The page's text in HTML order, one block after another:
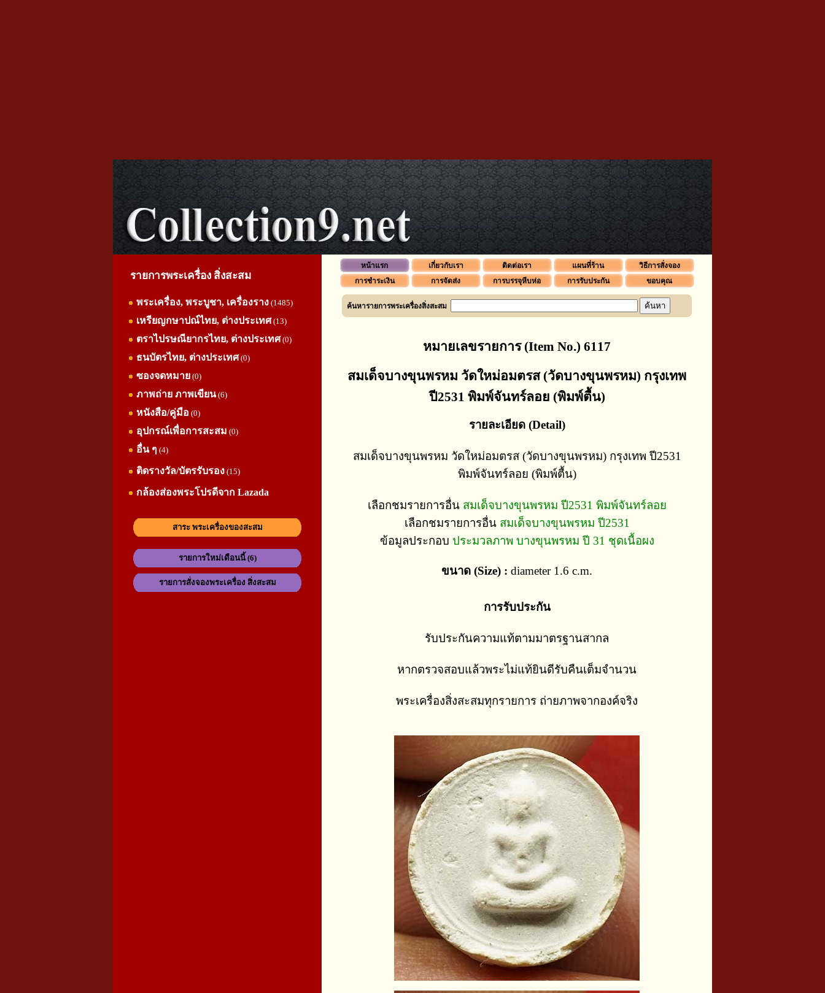
รายการพระเครื่อง สิ่งสะสม
พระเครื่อง, พระบูชา, เครื่องราง (1485)
เหรียญกษาปณ์ไทย, ต่างประเทศ(13)
ตราไปรษณียากรไทย, ต่างประเทศ(0)
ธนบัตรไทย, ต่างประเทศ(0)
ซองจดหมาย (0)
ภาพถ่าย ภาพเขียน(6)
หนังสือ/คู่มือ (0)
อุปกรณ์เพื่อการสะสม (0)
อื่น ๆ (4)
ติดรางวัล/บัตรรับรอง (15)
กล้องส่องพระโปรดีจาก Lazada
สาระ พระเครื่องของสะสม
รายการใหม่เดือนนี้ (6)
รายการสั่งจองพระเครื่อง สิ่งสะสม
หน้าแรก เกี่ยวกับเรา ติดต่อเรา แผนที่ร้าน
วิธีการสั่งจอง
การชำระเงิน
การจัดส่ง การบรรจุหีบห่อ การรับประกัน ขอบคุณ
ค้นหารายการพระเครื่องสิ่งสะสม
หมายเลขรายการ (Item No.) 6117
สมเด็จบางขุนพรหม วัดใหม่อมตรส (วัดบางขุนพรหม) กรุงเทพ
ปี2531 พิมพ์จันทร์ลอย (พิมพ์ตื้น)
รายละเอียด (Detail)
สมเด็จบางขุนพรหม วัดใหม่อมตรส (วัดบางขุนพรหม) กรุงเทพ ปี2531
พิมพ์จันทร์ลอย (พิมพ์ตื้น)
เลือกชมรายการอื่น สมเด็จบางขุนพรหม ปี2531 พิมพ์จันทร์ลอย
เลือกชมรายการอื่น สมเด็จบางขุนพรหม ปี2531
ข้อมูลประกอบ ประมวลภาพ บางขุนพรหม ปี 31 ชุดเนื้อผง
ขนาด (Size) : diameter 1.6 c.m.
การรับประกัน
รับประกันความแท้ตามมาตรฐานสากล
หากตรวจสอบแล้วพระไม่แท้ยินดีรับคืนเต็มจำนวน
พระเครื่องสิ่งสะสมทุกรายการ ถ่ายภาพจากองค์จริง